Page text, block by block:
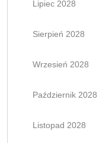
Lipiec 2028
Sierpień 2028
Wrzesień 2028
Październik 2028
Listopad 2028